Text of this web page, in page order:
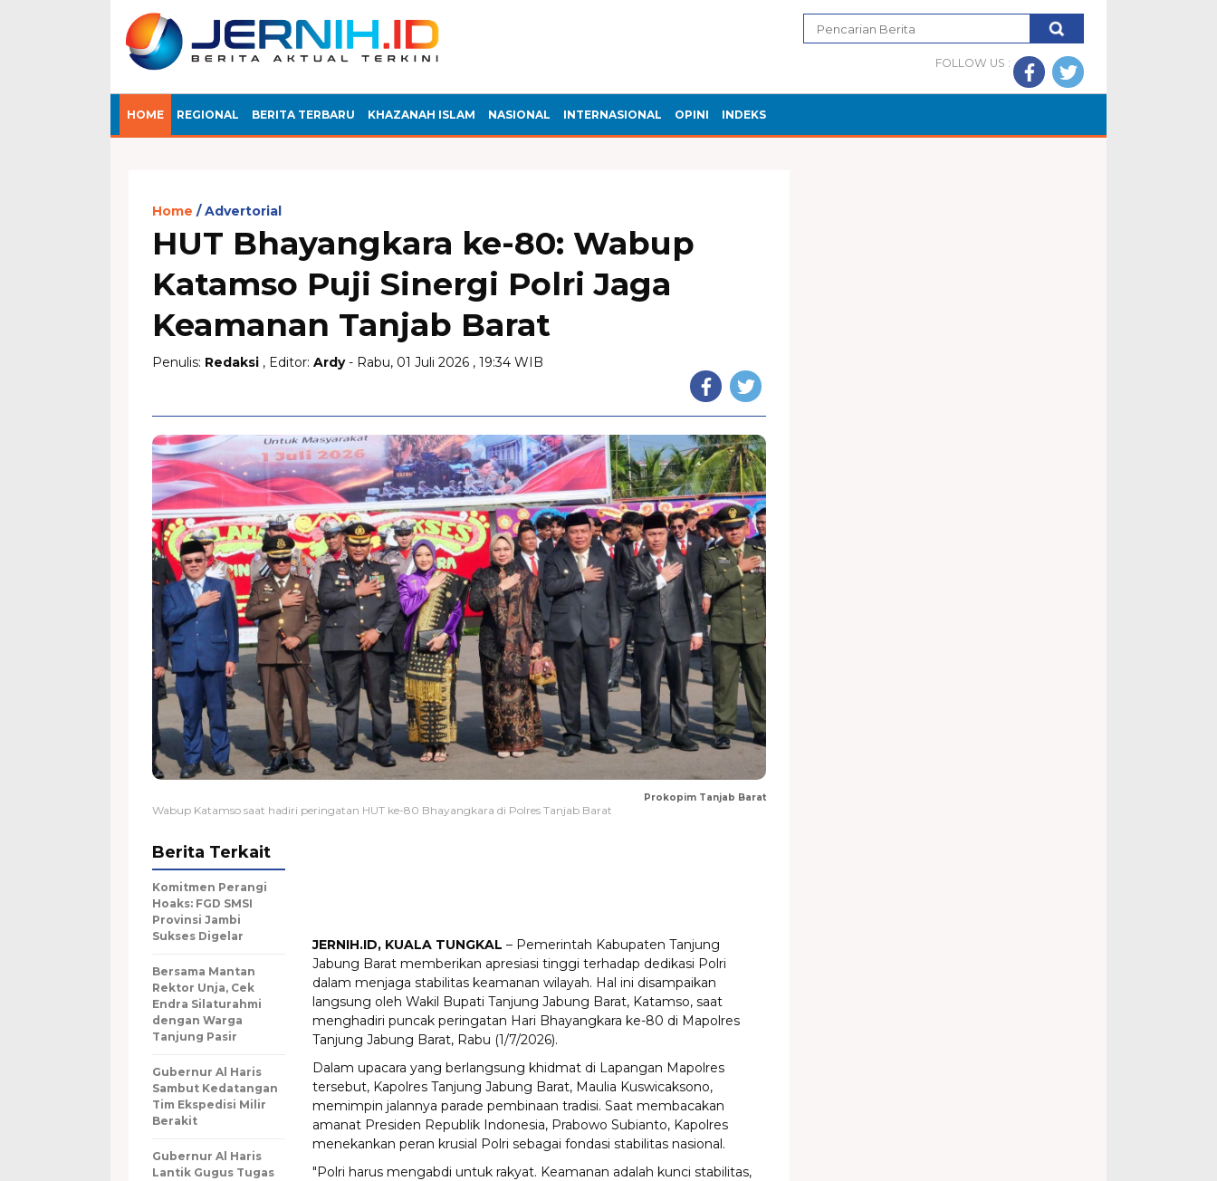
FOLLOW US :
HOME REGIONAL BERITA TERBARU KHAZANAH ISLAM NASIONAL INTERNASIONAL OPINI INDEKS
Home Advertorial
HUT Bhayangkara ke-80: Wabup
Katamso Puji Sinergi Polri Jaga
Keamanan Tanjab Barat
Penulis: Redaksi , Editor: Ardy- Rabu, 01 Juli 2026 , 19:34 WIB
Prokopim Tanjab Barat
Wabup Katamso saat hadiri peringatan HUT ke-80 Bhayangkara di Polres Tanjab Barat
Berita Terkait
Komitmen Perangi
Hoaks: FGD SMSI
Provinsi Jambi
Sukses Digelar
Bersama Mantan
Rektor Unja, Cek
Endra Silaturahmi
dengan Warga
Tanjung Pasir
Gubernur Al Haris
Sambut Kedatangan
Tim Ekspedisi Milir
Berakit
Gubernur Al Haris
Lantik Gugus Tugas
JERNIH.ID, ​KUALA TUNGKAL – Pemerintah Kabupaten Tanjung
Jabung Barat memberikan apresiasi tinggi terhadap dedikasi Polri
dalam menjaga stabilitas keamanan wilayah. Hal ini disampaikan
langsung oleh Wakil Bupati Tanjung Jabung Barat, Katamso, saat
menghadiri puncak peringatan Hari Bhayangkara ke-80 di Mapolres
Tanjung Jabung Barat, Rabu (1/7/2026).
​Dalam upacara yang berlangsung khidmat di Lapangan Mapolres
tersebut, Kapolres Tanjung Jabung Barat, Maulia Kuswicaksono,
memimpin jalannya parade pembinaan tradisi. Saat membacakan
amanat Presiden Republik Indonesia, Prabowo Subianto, Kapolres
menekankan peran krusial Polri sebagai fondasi stabilitas nasional.
​"Polri harus mengabdi untuk rakyat. Keamanan adalah kunci stabilitas,